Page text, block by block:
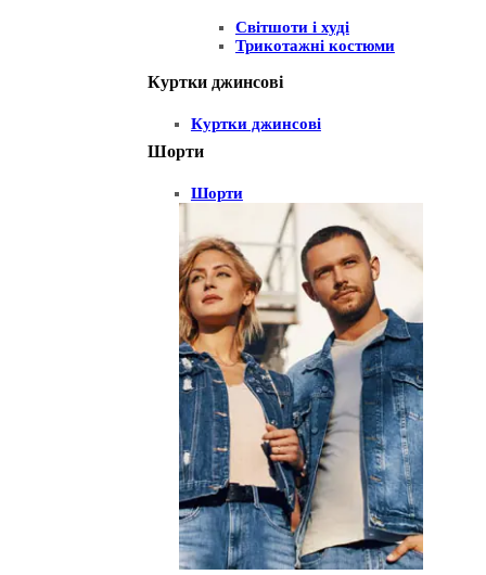
Світшоти і худі
Трикотажні костюми
Куртки джинсові
Куртки джинсові
Шорти
Шорти